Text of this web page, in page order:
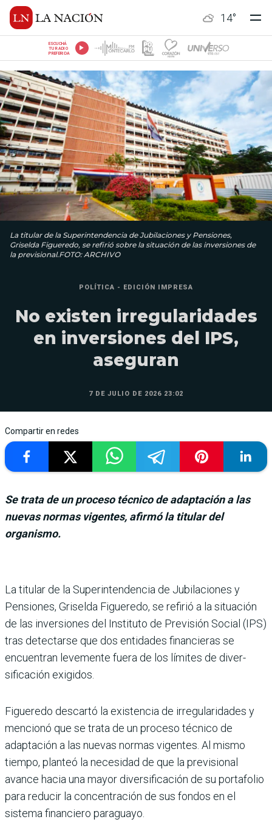
14°
ESCUCHÁ
TU RADIO
PREFERIDA
La titular de la Superintendencia de Jubilaciones y Pensiones,
Griselda Figueredo, se refirió sobre la situación de las inversiones de
la previsional.FOTO: ARCHIVO
POLÍTICA - EDICIÓN IMPRESA
No existen irregularidades
en inversiones del IPS,
aseguran
7 DE JULIO DE 2026 23:02
Compartir en redes
Se trata de un proceso técnico de adaptación a las
nuevas normas vigentes, afirmó la titular del
organismo.
La titular de la Super­intendencia de Jubi­laciones y
Pensiones, Griselda Figueredo, se refirió a la situación
de las inversio­nes del Instituto de Previsión Social (IPS)
tras detectarse que dos entidades financie­ras se
encuentran levemente fuera de los límites de diver­
sificación exigidos.
Figueredo descartó la exis­tencia de irregularidades y
mencionó que se trata de un proceso técnico de
adapta­ción a las nuevas normas vigentes. Al mismo
tiempo, planteó la necesidad de que la previsional
avance hacia una mayor diversificación de su portafolio
para reducir la concentración de sus fondos en el
sistema financiero para­guayo.